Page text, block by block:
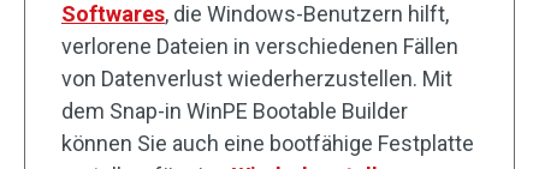
Softwares, die Windows-Benutzern hilft,
verlorene Dateien in verschiedenen Fällen
von Datenverlust wiederherzustellen. Mit
dem Snap-in WinPE Bootable Builder
können Sie auch eine bootfähige Festplatte